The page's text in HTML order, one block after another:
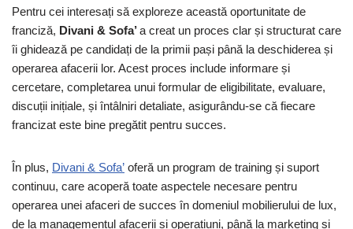
Pentru cei interesați să exploreze această oportunitate de
franciză, Divani & Sofa’a creat un proces clar și structurat care
îi ghidează pe candidați de la primii pași până la deschiderea și
operarea afacerii lor. Acest proces include informare și
cercetare, completarea unui formular de eligibilitate, evaluare,
discuții inițiale, și întâlniri detaliate, asigurându-se că fiecare
francizat este bine pregătit pentru succes.
În plus, Divani & Sofa’ oferă un program de training și suport
continuu, care acoperă toate aspectele necesare pentru
operarea unei afaceri de succes în domeniul mobilierului de lux,
de la managementul afacerii și operațiuni, până la marketing și